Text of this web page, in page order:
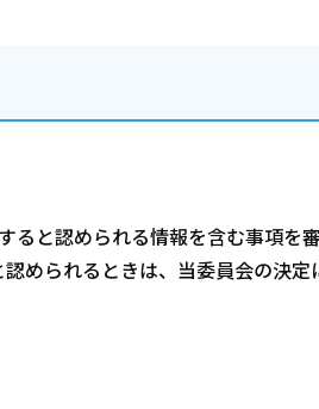
ると認められる情報を含む事項を
められるときは、当委員会の決定